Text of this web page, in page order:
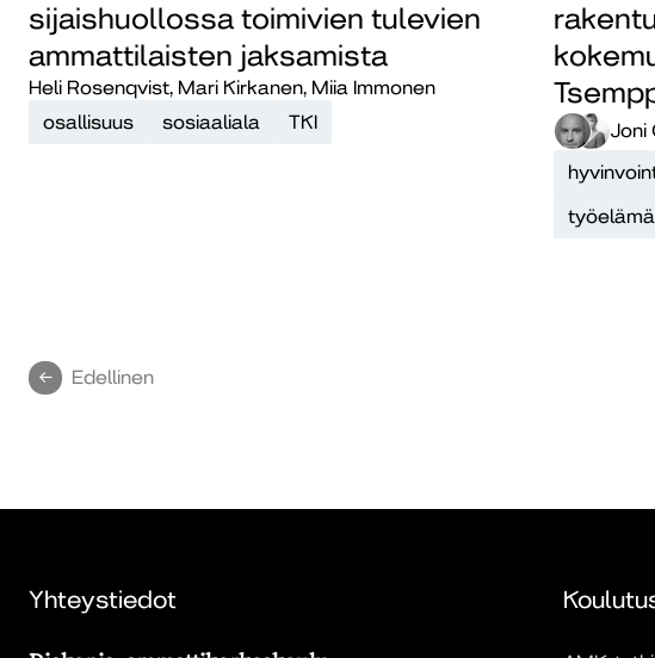
sijaishuollossa toimivien tulevien
ammattilaisten jaksamista
Heli Rosenqvist, Mari Kirkanen, Miia Immonen
osallisuus
sosiaaliala TKI
Joni
työelämä
Edellinen
Yhteystiedot